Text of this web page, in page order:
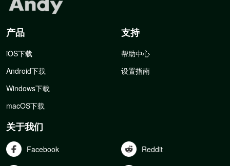
产品
iOS下载
Android下载
Windows下载
macOS下载
支持
帮助中心
设置指南
关于我们
Facebook Reddit